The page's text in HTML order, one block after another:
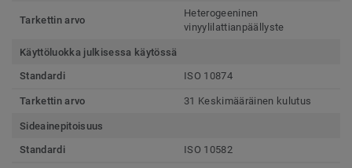
Tarkettin arvo
Heterogeeninen
vinyylilattianpäällyste
Käyttöluokka julkisessa käytössä
Standardi
ISO 10874
Tarkettin arvo 31 Keskimääräinen kulutus
Sideainepitoisuus
Standardi
ISO 10582